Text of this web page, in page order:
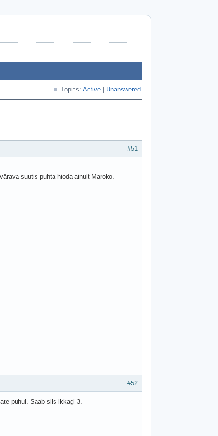
Topics: Active Unanswered
#51
suutis puhta hioda ainult Maroko.
#52
puhul. Saab siis ikkagi 3.